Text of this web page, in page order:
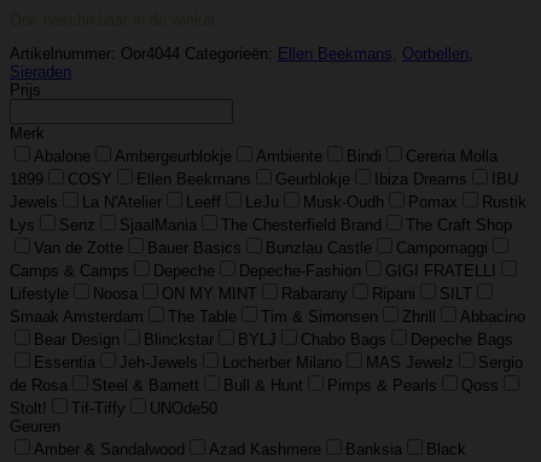
Matte
Maan
Hangers
aantal
Artikelnummer: Oor4044 Categorieën: Ellen Beekmans, Oorbellen,
Sieraden
Prijs
Merk
Abalone
Ambergeurblokje Ambiente Bindi
Cereria Molla
1899
COSY Ellen Beekmans Geurblokje Ibiza Dreams
IBU
Jewels
La N'Atelier Leeff LeJu Musk-Oudh Pomax
Rustik
Lys
Senz SjaalMania The Chesterfield Brand
The Craft Shop
Van de Zotte
Bauer Basics Bunzlau Castle
Campomaggi
Camps & Camps
Depeche Depeche-Fashion
GIGI FRATELLI
Lifestyle
Noosa ON MY MINT Rabarany Ripani
SILT
Smaak Amsterdam
The Table Tim & Simonsen Zhrill
Abbacino
Bear Design
Blinckstar BYLJ Chabo Bags
Depeche Bags
Essentia
Jeh-Jewels Locherber Milano MAS Jewelz
Sergio
de Rosa
Steel & Barnett Bull & Hunt Pimps & Pearls
Qoss
Stolt!
Tif-Tiffy
UNOde50
Geuren
Amber & Sandalwood
Azad Kashmere Banksia
Black